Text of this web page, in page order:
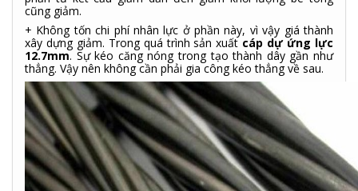
cũng giảm.
+ Không tốn chi phí nhân lực ở phần này, vì vậy giá thành
xây dựng giảm. Trong quá trình sản xuất cáp dự ứng lực
12.7mm. Sự kéo căng nóng trong tạo thành dây gần như
thẳng. Vậy nên không cần phải gia công kéo thẳng về sau.